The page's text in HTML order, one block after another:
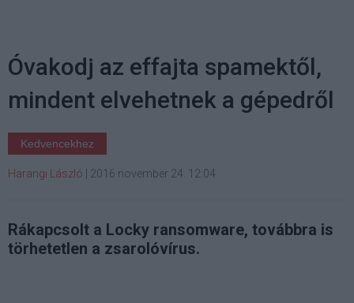
Óvakodj az effajta spamektől,
mindent elvehetnek a gépedről
Kedvencekhez
Harangi László 2016 november 24. 12:04
Rákapcsolt a Locky ransomware, továbbra is
törhetetlen a zsarolóvírus.